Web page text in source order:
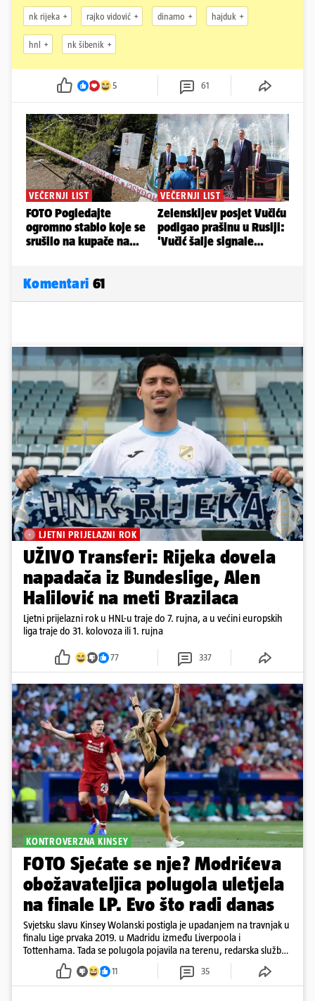
nk rijeka rajko vidović dinamo hajduk
hnl nk šibenik
5 61
Komentari 61
LJETNI PRIJELAZNI ROK
UŽIVO Transferi: Rijeka dovela
napadača iz Bundeslige, Alen
Halilović na meti Brazilaca
Ljetni prijelazni rok u HNL-u traje do 7. rujna, a u većini europskih
liga traje do 31. kolovoza ili 1. rujna
77 337
KONTROVERZNA KINSEY
FOTO Sjećate se nje? Modrićeva
obožavateljica polugola uletjela
na finale LP. Evo što radi danas
Svjetsku slavu Kinsey Wolanski postigla je upadanjem na travnjak u
finalu Lige prvaka 2019. u Madridu između Liverpoola i
Tottenhama. Tada se polugola pojavila na terenu, redarska služba
ju je lovila po travnjaku, a njezine fotografije obišle su svijet.
11 35